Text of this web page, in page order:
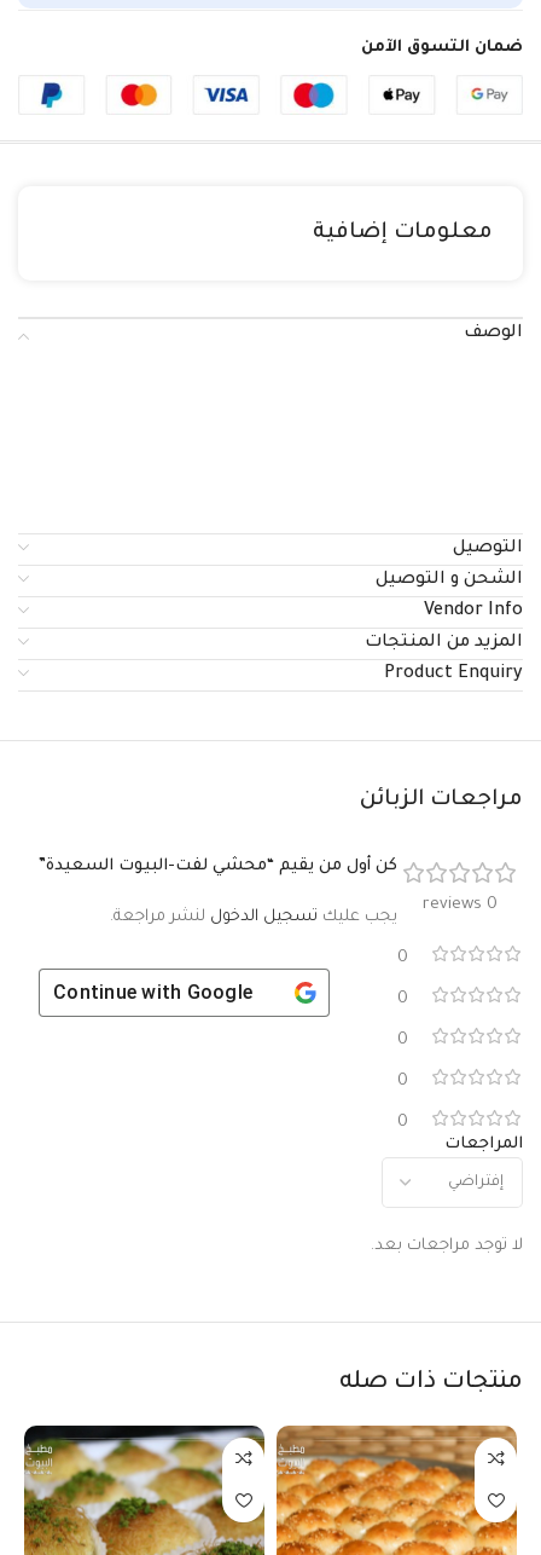
ضمان التسوق الآمن
معلومات إضافية
الوصف
التوصيل
الشحن و التوصيل
Vendor Info
المزيد من المنتجات
Product Enquiry
مراجعات الزبائن
0 reviews
0
0
0
0
0
المراجعات
لا توجد مراجعات بعد.
كن أول من يقيم “محشي لفت-البيوت السعيدة”
يجب عليك تسجيل الدخول لنشر مراجعة.
Continue with Google
منتجات ذات صله